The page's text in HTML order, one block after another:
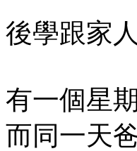
後學跟家
有一個星
而同一天